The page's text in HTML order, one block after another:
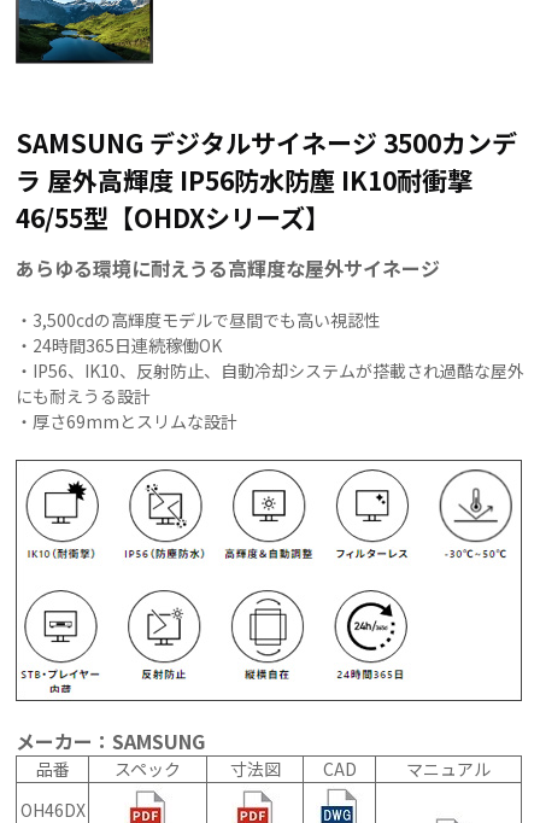
SAMSUNG デジタルサイネージ 3500カンデ
ラ 屋外高輝度 IP56防水防塵 IK10耐衝撃
46/55型【OHDXシリーズ】
あらゆる環境に耐えうる高輝度な屋外サイネージ
・3,500cdの高輝度モデルで昼間でも高い視認性
・24時間365日連続稼働OK
・IP56、IK10、反射防止、自動冷却システムが搭載され過酷な屋外
にも耐えうる設計
・厚さ69mmとスリムな設計
メーカー：SAMSUNG
品番 スペック 寸法図 CAD
マニュアル
OH46DX